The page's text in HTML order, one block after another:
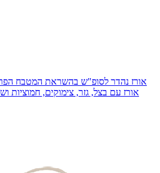
אורז נהדר לסופ"ש בהשראת המטבח
אורז עם בצל, גזר, צימוקים, חמוציות